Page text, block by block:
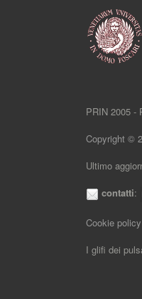
PRIN 2005 -
Copyright ©
Ultimo
contatti:
Cookie policy
I glifi dei